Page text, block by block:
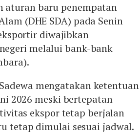
aturan baru penempatan
(DHE SDA) pada Senin
diwajibkan
melalui bank-bank
mengatakan ketentuan
2026 meski bertepatan
ekspor tetap berjalan
tetap dimulai sesuai jadwal.